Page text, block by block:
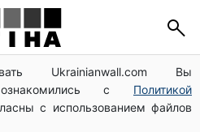
Ukrainianwall.com Вы
с Политикой
с использованием файлов